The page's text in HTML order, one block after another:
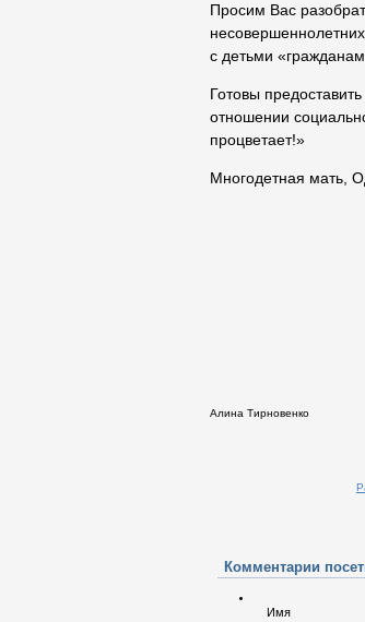
Просим Вас
с детьми
Готовы
отношении
процветает!»
Многодетная мать,
Алина Тирновенко
Комментарии
Имя